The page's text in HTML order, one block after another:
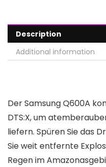
Description
Additional information
Der Samsung Q600A
DTS:X, um
liefern. Spüren Sie das
Sie weit entfernte
Regen im